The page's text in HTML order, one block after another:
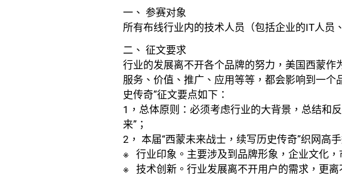
一、 参赛对象
所有布线行业内的技术人员（包括企业的IT人员
二、 征文要求
行业的发展离不开各个品牌的努力，美国西蒙作
服务、价值、推广、应用等等，都会影响到一
史传奇”征文要点如下：
1，总体原则：必须考虑行业的大背景，总结和
来”；
2， 本届“西蒙未来战士，续写历史传奇”织网高
※ 行业印象。主要涉及到品牌形象，企业文化，
※ 技术创新。行业发展离不开用户的需求，更